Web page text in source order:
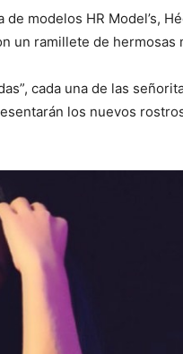
modelos HR Model’s,
un ramillete de hermosas
cada una de las
los nuevos